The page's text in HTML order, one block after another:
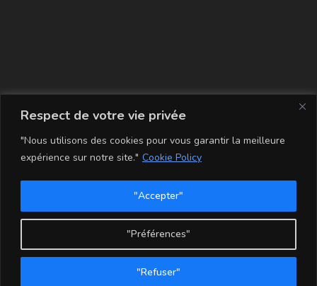
Respect de votre vie privée
"Nous utilisons des cookies pour vous garantir la meilleure
expérience sur notre site." Cookie Policy
"Préférences"
"Refuser"
"Accepter"
La carte
Conditions Générales de Vente Mentions légales
Mon compte
Politique de Confidentialité et Cookie
Copyright - WordPress Theme by OceanWP